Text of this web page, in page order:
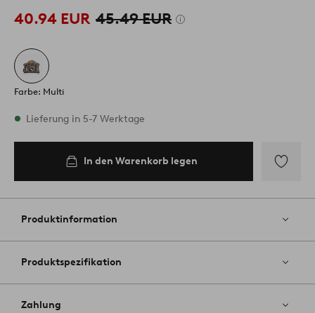
40.94 EUR 45.49 EUR
Farbe: Multi
Vorrätig
Lieferung in 5-7 Werktage
In den Warenkorb legen
Favoriten
Produktinformation
Produktspezifikation
Zahlung